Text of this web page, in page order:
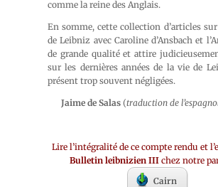
comme la reine des Anglais.
En somme, cette collection d’articles
de Leibniz avec Caroline d’Ansbach et
de grande qualité et attire
sur les dernières années de la vie de
présent trop souvent négligées.
Jaime de Salas(traduction de
Lire l’intégralité de ce compte rendu et
Bulletin leibnizien IIIchez notre
Cairn